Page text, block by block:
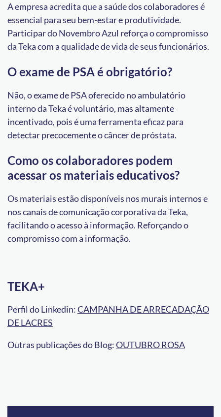
A empresa acredita que a saúde dos colaboradores é
essencial para seu bem-estar e produtividade.
Participar do Novembro Azul reforça o compromisso
da Teka com a qualidade de vida de seus funcionários.
O exame de PSA é obrigatório?
Não, o exame de PSA oferecido no ambulatório
interno da Teka é voluntário, mas altamente
incentivado, pois é uma ferramenta eficaz para
detectar precocemente o câncer de próstata.
Como os colaboradores podem
acessar os materiais educativos?
Os materiais estão disponíveis nos murais internos e
nos canais de comunicação corporativa da Teka,
facilitando o acesso à informação. Reforçando o
compromisso com a informação.
TEKA+
Perfil do Linkedin:CAMPANHA DE ARRECADAÇÃO
DE LACRES
Outras publicações do Blog:OUTUBRO ROSA